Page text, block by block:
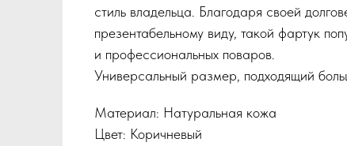
стиль владельца. Благодаря своей
презентабельному виду, такой фартук
и профессиональных поваров.
Универсальный размер, подходящий
Материал: Натуральная кожа
Цвет: Коричневый